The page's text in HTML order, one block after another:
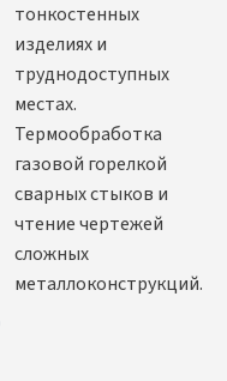
тонкостенных
изделиях и
труднодоступных
местах.
Термообработка
газовой горелкой
сварных стыков и
чтение чертежей
сложных
металлоконструкций.